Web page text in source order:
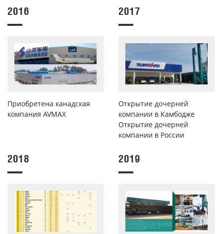
2016
Приобретена канадская
компания AVMAX
2017
Открытие дочерней
компании в Камбодже
Открытие дочерней
компании в России
2018 2019